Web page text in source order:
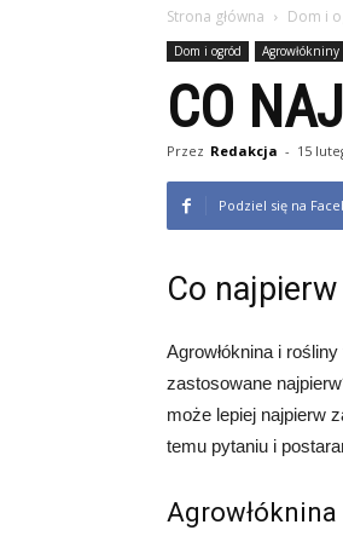
Strona główna Dom i
Dom i ogród
CO
Przez Redakcja - 15
Podziel się na
Co
Agrowłóknina i
zastosowane
może lepiej najpierw
temu pytaniu i